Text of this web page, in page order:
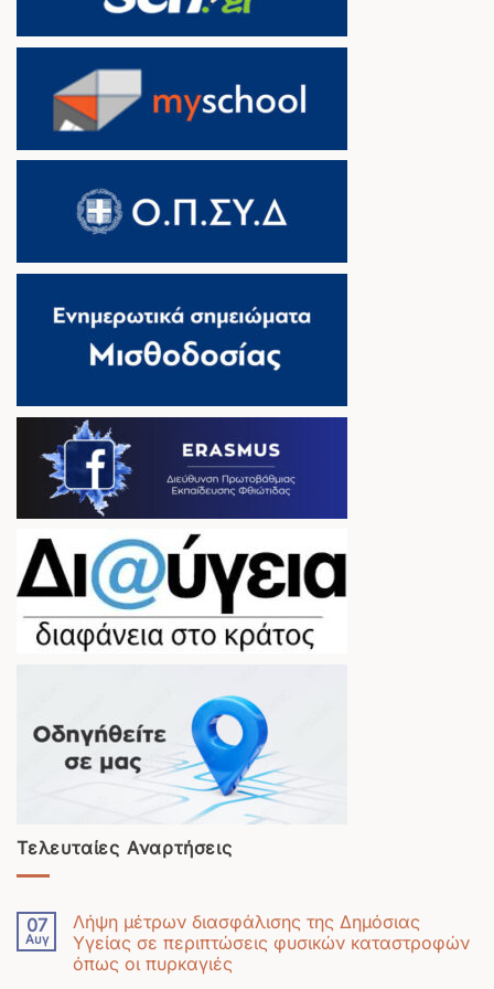
Τελευταίες Αναρτήσεις
07
Αυγ
Λήψη μέτρων διασφάλισης της Δημόσιας
Υγείας σε περιπτώσεις φυσικών καταστροφών
όπως οι πυρκαγιές